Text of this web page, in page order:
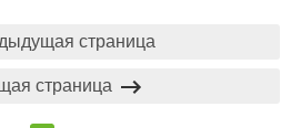
страница
страница